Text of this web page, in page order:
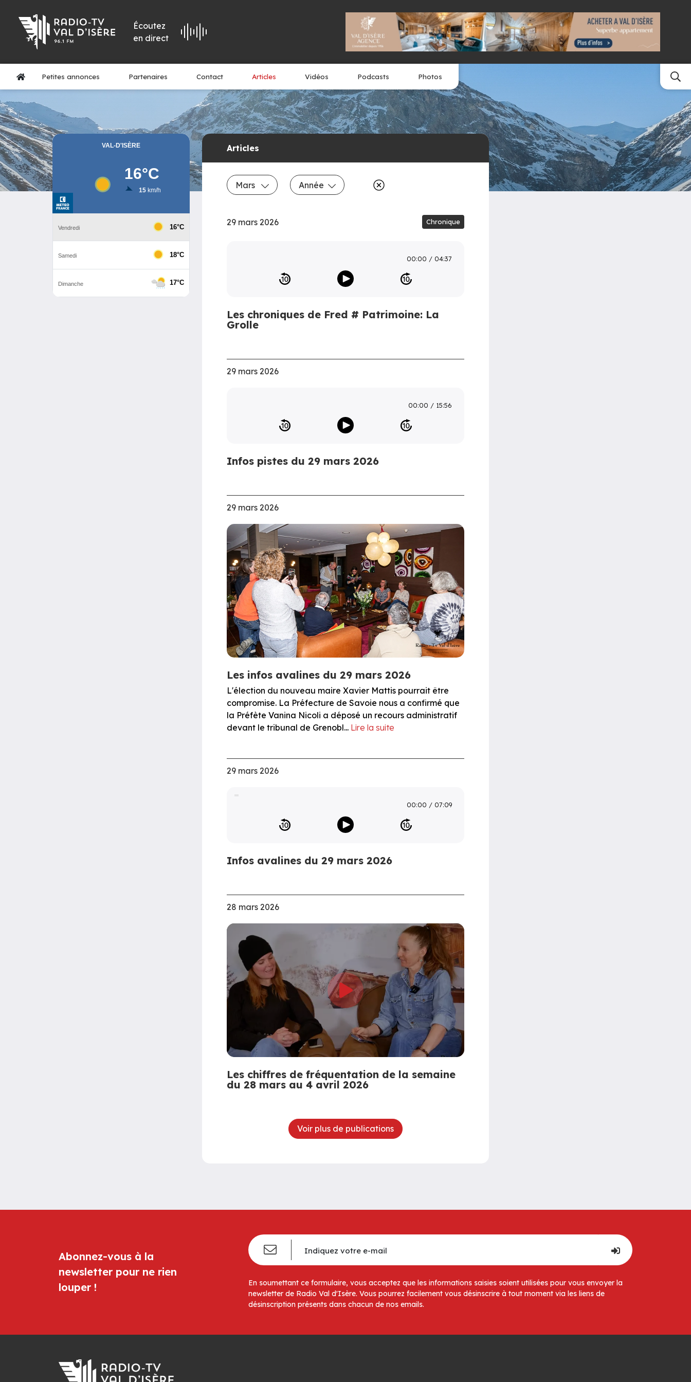
Écoutez
en direct
Petites annonces Partenaires Contact Articles Vidéos Podcasts Photos
Articles
Mars Année
29 mars 2026 Chronique
00:00 04:37
Les chroniques de Fred # Patrimoine: La
Grolle
29 mars 2026
00:00 15:56
Infos pistes du 29 mars 2026
29 mars 2026
Les infos avalines du 29 mars 2026
L'élection du nouveau maire Xavier Mattis pourrait être
compromise. La Préfecture de Savoie nous a confirmé que
la Préfète Vanina Nicoli a déposé un recours administratif
devant le tribunal de Grenobl... Lire la suite
29 mars 2026
00:00 07:09
Infos avalines du 29 mars 2026
28 mars 2026
Les chiffres de fréquentation de la semaine
du 28 mars au 4 avril 2026
Voir plus de publications
Abonnez-vous à la
newsletter pour ne rien
louper !
En soumettant ce formulaire, vous acceptez que les informations saisies soient utilisées pour vous envoyer la
newsletter de Radio Val d'Isère. Vous pourrez facilement vous désinscrire à tout moment via les liens de
désinscription présents dans chacun de nos emails.